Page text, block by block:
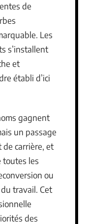
de
Les
s’installent
et
établi d’ici
gagnent
un passage
carrière, et
toutes les
ou
travail. Cet
des